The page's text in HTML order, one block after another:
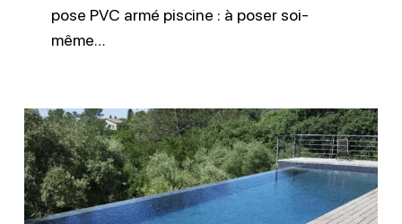
pose PVC armé piscine : à poser soi-
même…
Membrane
armée
pour
piscine